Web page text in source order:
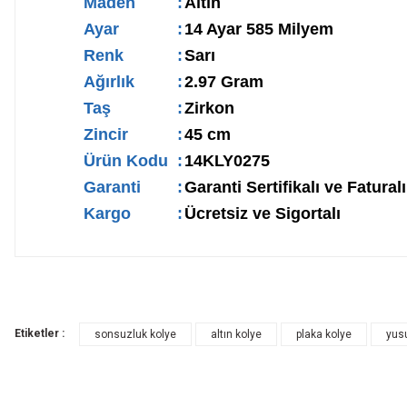
Ayar
: 14 Ayar 585 Milyem
Renk
:Sarı
Ağırlık
:2.97 Gram
Taş
:Zirkon
Zincir
:45 cm
Ürün Kodu : 14KLY0275
Garanti
:Garanti Sertifikalı ve Faturalı
Kargo
: Ücretsiz ve Sigortalı
Etiketler : sonsuzluk kolye altın kolye plaka kolye